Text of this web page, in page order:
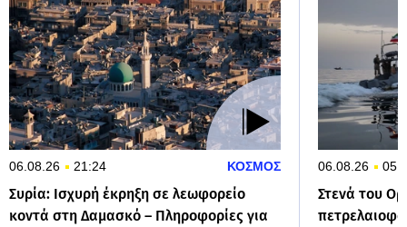
06.08.26 21:24 ΚΟΣΜΟΣ
Συρία: Ισχυρή έκρηξη σε λεωφορείο
κοντά στη Δαμασκό – Πληροφορίες για
06.08.26
Στενά του